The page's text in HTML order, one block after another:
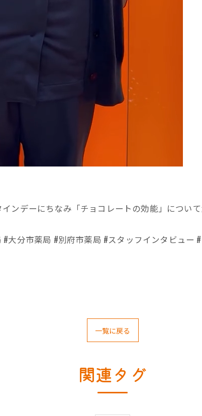
ンデーにちなみ「チョコレートの効能」について
大分市薬局 #別府市薬局 #スタッフインタビュー
一覧に戻る
関連タグ